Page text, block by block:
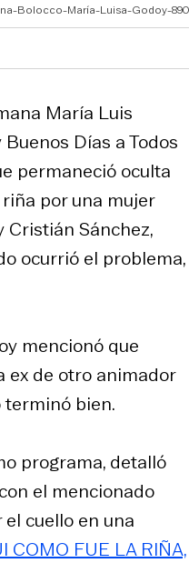
Bolocco-María-Luisa-Godoy-890
María Luis
Días a Todos
permaneció oculta
por una mujer
Cristián Sánchez,
ocurrió el problema,
mencionó que
ex de otro animador
terminó bien.
programa, detalló
el mencionado
cuello en una
COMO FUE LA RIÑA,